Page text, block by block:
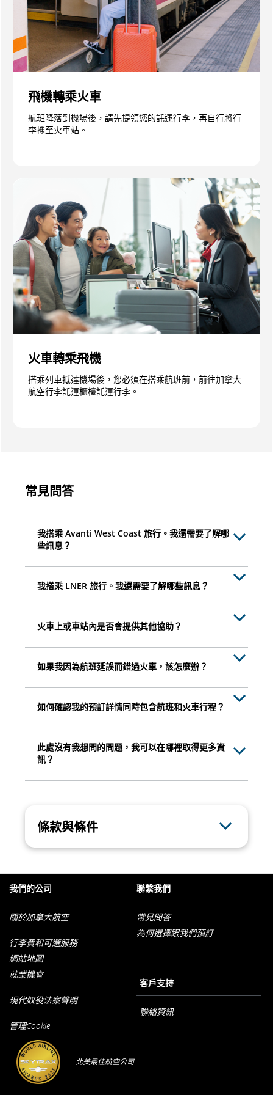
飛機轉乘火車
航班降落到機場後，請先提領您的託運行李，再自行將行
李攜至火車站。
火車轉乘飛機
搭乘列車抵達機場後，您必須在搭乘航班前，前往加拿大
航空行李託運櫃檯託運行李。
常見問答
我搭乘 Avanti West Coast 旅行。我還需要了解哪
些訊息？
我搭乘 LNER 旅行。我還需要了解哪些訊息？
火車上或車站內是否會提供其他協助？
如果我因為航班延誤而錯過火車，該怎麼辦？
如何確認我的預訂詳情同時包含航班和火車行程？
此處沒有我想問的問題，我可以在哪裡取得更多資
訊？
條款與條件
我們的公司
關於加拿大航空
新
視
窗
開
行李費和可選服務
網站地圖
就業機會
新
窗
開
現代奴役法案聲明
新
開
啟
管理Cookie
聯繫我們
常見問答
為何選擇跟我們預訂
客戶支持
聯絡資訊
北美最佳航空公司